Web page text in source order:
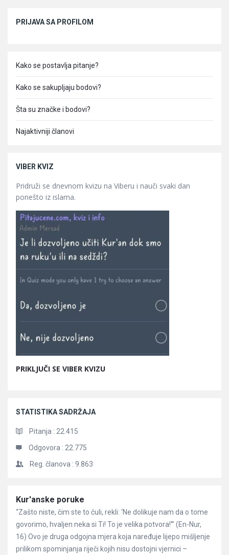
PRIJAVA SA PROFILOM
Kako se postavlja pitanje?
Kako se sakupljaju bodovi?
Šta su značke i bodovi?
Najaktivniji članovi
VIBER KVIZ
Pridruži se dnevnom kvizu na Viberu i nauči svaki dan
ponešto iz islama.
PRIKLJUČI SE VIBER KVIZU
STATISTIKA SADRŽAJA
Pitanja : 22.415
Odgovora : 22.775
Reg. članova : 9.863
Članci
Kur'anske poruke
“Zašto niste, čim ste to čuli, rekli: ‘Ne dolikuje nam da o tome
govorimo, hvaljen neka si Ti! To je velika potvora!'” (En-Nur,
16) Ovo je druga odgojna mjera koja naređuje lijepo mišljenje
prilikom spominjanja riječi kojih nisu dostojni vjernici –